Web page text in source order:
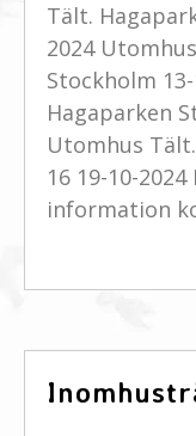
Tält.
2024
Stockholm
Hagaparken
Utomhus
16 19-10-
information